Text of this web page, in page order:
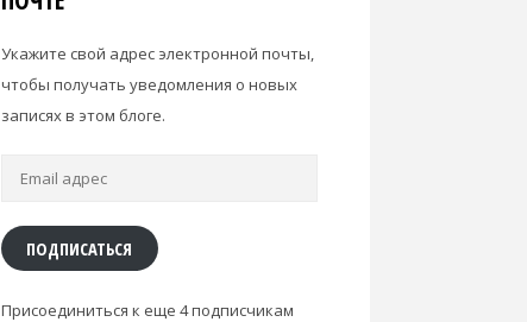
Укажите свой адрес электронной почты,
чтобы получать уведомления о новых
записях в этом блоге.
Email
ПОДПИСАТЬСЯ
Присоединиться к еще 4 подписчикам